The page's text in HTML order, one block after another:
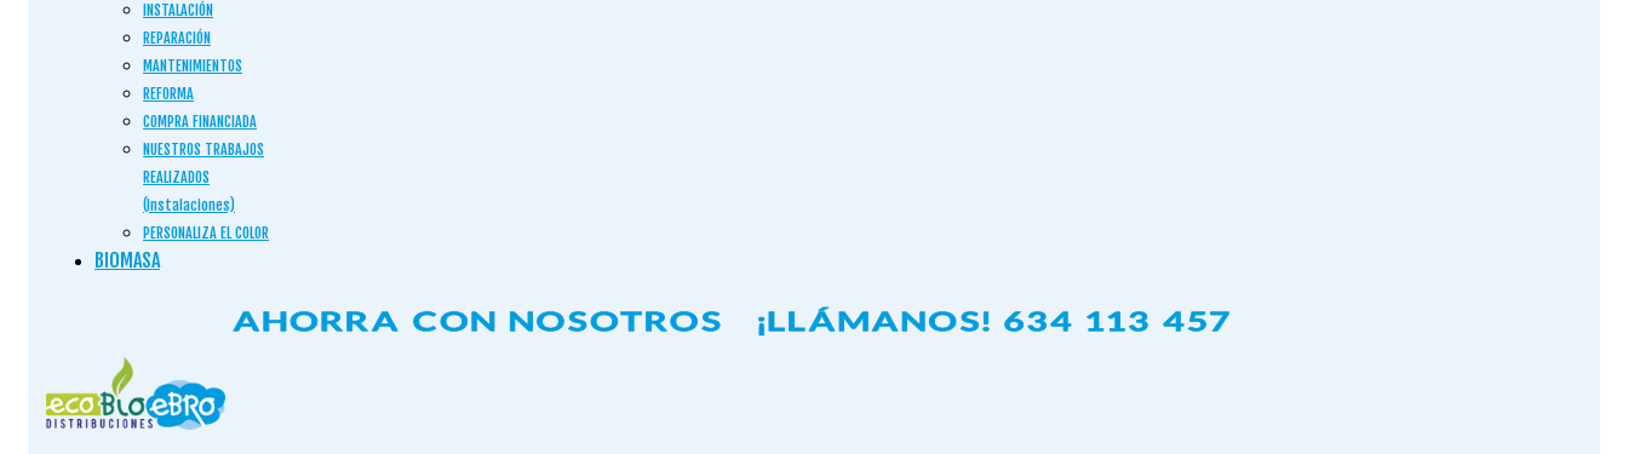
INSTALACIÓN
REPARACIÓN
MANTENIMIENTOS
REFORMA
COMPRA FINANCIADA
NUESTROS TRABAJOS
REALIZADOS
(Instalaciones)
PERSONALIZA EL COLOR
BIOMASA